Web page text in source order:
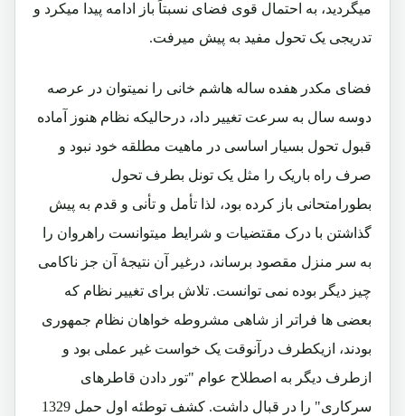
میگردید، به احتمال قوی فضای نسبتاً باز ادامه پیدا میکرد و
تدریجی یک تحول مفید به پیش میرفت.
فضای مکدر هفده ساله هاشم خانی را نمیتوان در عرصه
دوسه سال به سرعت تغییر داد، درحالیکه نظام هنوز آماده
قبول تحول بسیار اساسی در ماهیت مطلقه خود نبود و
صرف راه باریک را مثل یک تونل بطرف تحول
بطورامتحانی باز کرده بود، لذا تأمل و تأنی و قدم به پیش
گذاشتن با درک مقتضیات و شرایط میتوانست راهروان را
به سر منزل مقصود برساند، درغیر آن نتیجۀ آن جز ناکامی
چیز دیگر بوده نمی توانست. تلاش برای تغییر نظام که
بعضی ها فراتر از شاهی مشروطه خواهان نظام جمهوری
بودند، ازیکطرف درآنوقت یک خواست غیر عملی بود و
ازطرف دیگر به اصطلاح عوام "تور دادن قاطرهای
سرکاری" را در قبال داشت. کشف توطئه اول حمل 1329